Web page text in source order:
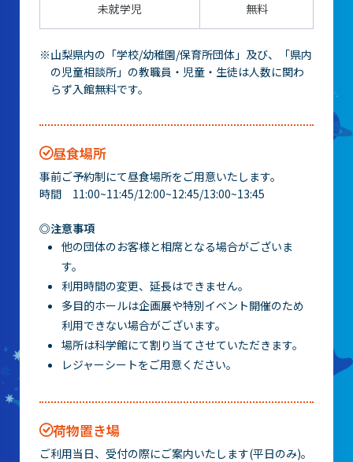
大村賞
科学館で働きたい方へ
天文グループアルバイト募集
実験・展示分野のアルバイト募集
インフォメーション アルバイト募集
科学館ボランティア募集
職場体験・実習・CST
職場体験について
山梨大学CSTの受講者の方へ
未就学児 無料
※山梨県内の「学校/幼稚園/保育所団体」及び、「県内
の児童相談所」の教職員・児童・生徒は人数に関わ
らず入館無料です。
昼食場所
事前ご予約制にて昼食場所をご用意いたします。
時間 11:00~11:45/12:00~12:45/13:00~13:45
◎注意事項
他の団体のお客様と相席となる場合がございま
す。
利用時間の変更、延長はできません。
多目的ホールは企画展や特別イベント開催のため
利用できない場合がございます。
場所は科学館にて割り当てさせていただきます。
レジャーシートをご用意ください。
荷物置き場
ご利用当日、受付の際にご案内いたします(平日のみ)。